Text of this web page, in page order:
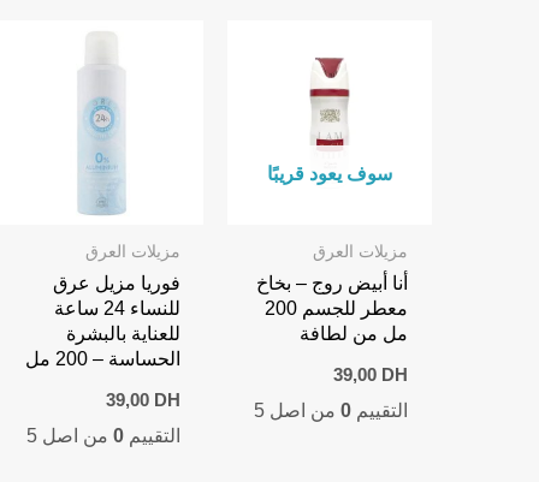
سوف يعود قريبًا
مزيلات العرق
أنا أبيض روج – بخاخ
معطر للجسم 200
مل من لطافة
39,00 DH
التقييم 0من اصل 5
مزيلات العرق
فوريا مزيل عرق
للنساء 24 ساعة
للعناية بالبشرة
الحساسة – 200 مل
39,00 DH
التقييم0 من اصل 5